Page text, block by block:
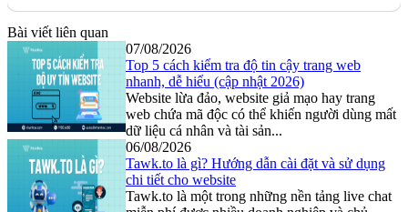
Bài viết liên quan
07/08/2026
Top 5 cách kiểm tra độ tin cậy trang web
nhanh, dễ hiểu (cập nhật 2026)
Website lừa đảo, website giả mạo hay trang
web chứa mã độc có thể khiến người dùng mất
dữ liệu cá nhân và tài sản...
06/08/2026
Tawk.to là gì? Hướng dẫn cài đặt và sử dụng
chi tiết cho website
Tawk.to là một trong những nền tảng live chat